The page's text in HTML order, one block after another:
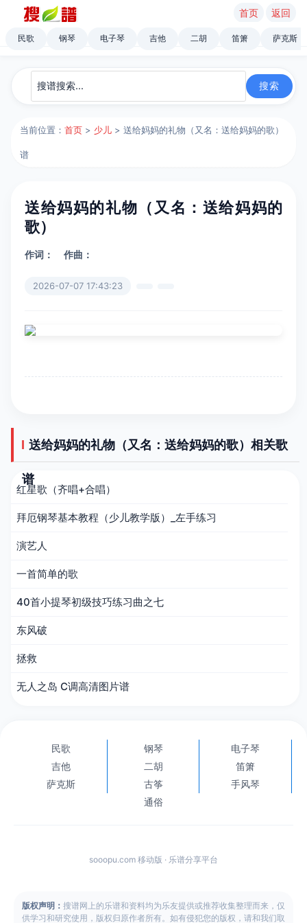
首页 返回
民歌 钢琴 电子琴 吉他 二胡 笛箫 萨克斯
当前位置：首页 > 少儿 > 送给妈妈的礼物（又名：送给妈妈的歌）
谱
送给妈妈的礼物（又名：送给妈妈的
歌）
作词： 作曲：
2026-07-07 17:43:23
送给妈妈的礼物（又名：送给妈妈的歌）相关歌
谱
红星歌（齐唱+合唱）
拜厄钢琴基本教程（少儿教学版）_左手练习
演艺人
一首简单的歌
40首小提琴初级技巧练习曲之七
东风破
拯救
无人之岛 C调高清图片谱
民歌 钢琴
电子琴
吉他
二胡
笛箫
萨克斯
古筝
手风琴
通俗
sooopu.com 移动版 · 乐谱分享平台
版权声明： 搜谱网上的乐谱和资料均为乐友提供或推荐收集整理而来，仅
供学习和研究使用，版权归原作者所有。如有侵犯您的版权，请和我们取